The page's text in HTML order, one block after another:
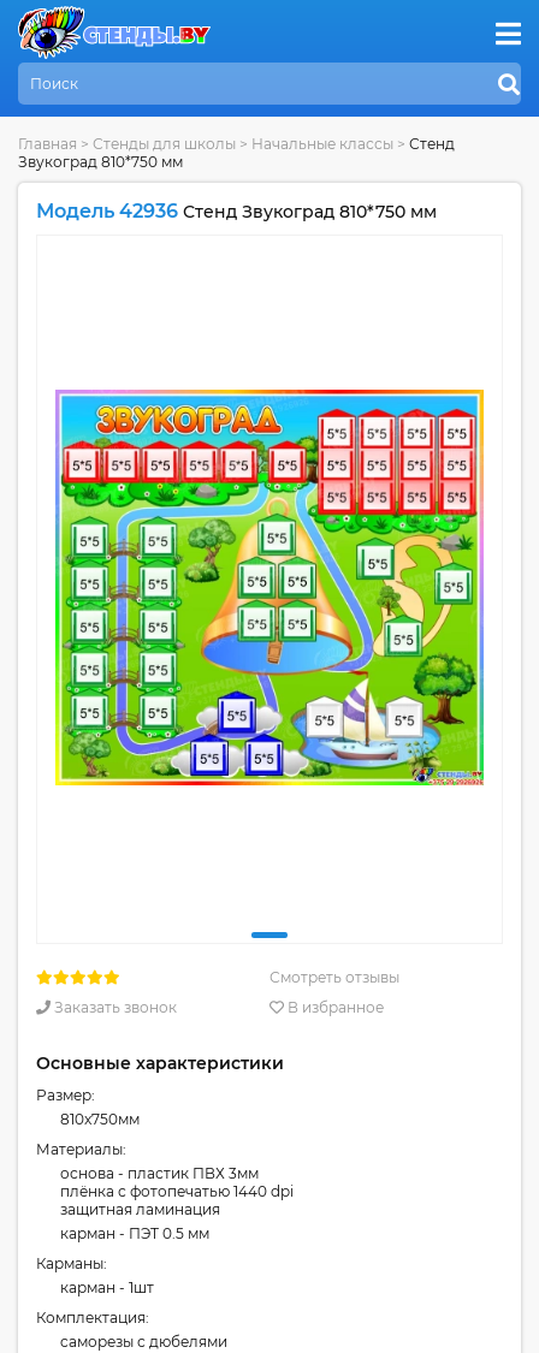
Главная > Стенды для школы > Начальные классы > Стенд
Звукоград 810*750 мм
Модель 42936 Стенд Звукоград 810*750 мм
Смотреть отзывы
Заказать звонок
В избранное
Основные характеристики
Размер:
810x750мм
Материалы:
основа - пластик ПВХ 3мм
плёнка с фотопечатью 1440 dpi
защитная ламинация
карман - ПЭТ 0.5 мм
Карманы:
карман - 1шт
Комплектация:
cаморезы с дюбелями